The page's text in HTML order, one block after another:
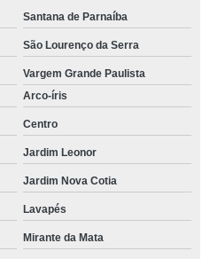
Santana de Parnaíba
São Lourenço da Serra
Vargem Grande Paulista
Arco-íris
Centro
Jardim Leonor
Jardim Nova Cotia
Lavapés
Mirante da Mata